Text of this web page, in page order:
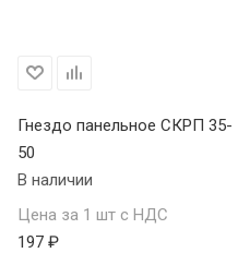
Гнездо панельное СКРП 35-
50
В наличии
Цена за 1 шт с НДС
197 ₽